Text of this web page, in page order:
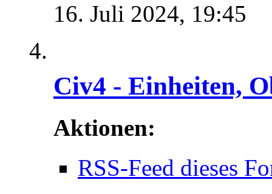
16. Juli 2024, 19:45
Civ4 - Einheiten,
Aktionen:
RSS-Feed dieses